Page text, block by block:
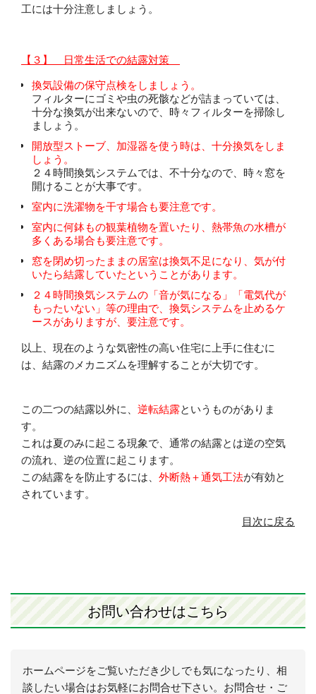
工には十分注意しましょう。
【３】 日常生活での結露対策
換気設備の保守点検をしましょう。
フィルターにゴミや虫の死骸などが詰まっていては、
十分な換気が出来ないので、時々フィルターを掃除し
ましょう。
開放型ストーブ、加湿器を使う時は、十分換気をしま
しょう。
２４時間換気システムでは、不十分なので、時々窓を
開けることが大事です。
室内に洗濯物を干す場合も要注意です。
室内に何鉢もの観葉植物を置いたり、熱帯魚の水槽が
多くある場合も要注意です。
窓を閉め切ったままの居室は換気不足になり、気が付
いたら結露していたという ことがあります。
２４時間換気システムの「音が気になる」「電気代が
もったいない」等の理由で、換気システムを止めるケ
ースがありますが、要注意です。
以上、現在のような気密性の高い住宅に上手に住むに
は、結露のメカニズムを理解することが大切です。
この二つの結露以外に、 逆転結露というものがありま
す。
これは夏のみに起こる現象で、通常の結露とは逆の空気
の流れ、逆の位置に起こります。
この結露をを防止するには、 外断熱＋通気工法が有効と
されています。
目次に戻る
お問い合わせはこちら
ホームページをご覧いただき少しでも気になったり、相
談したい場合はお気軽にお問合せ下さい。お問合せ・ご